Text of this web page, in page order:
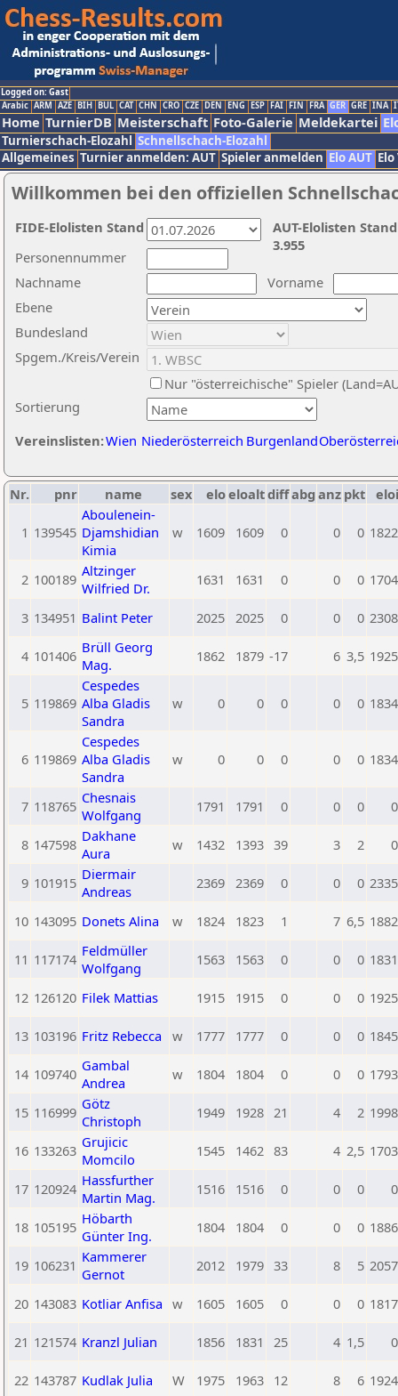
Logged on: Gast
Arabic ARM AZE BIH BUL CAT CHN CRO CZE DEN ENG ESP FAI FIN FRA GER GRE INA
Home TurnierDB Meisterschaft Foto-Galerie Meldekartei
Turnierschach-Elozahl Schnellschach-Elozahl
Allgemeines Turnier anmelden: AUT Spieler anmelden Elo AUT
Willkommen bei den offiziellen
Nachname
Vorname
Ebene
Sortierung
Personennummer
Bundesland
Spgem./Kreis/Verein
Nur "österreichische" Spieler
Vereinslisten:Wien Niederösterreich Burgenland
AUT-Elolisten
3.955
FIDE-Elolisten Stand
Nr. pnr name sex eloeloaltdiffabg anz pkt eloi
1 139545
Aboulenein-
Djamshidian
Kimia
w 1609 1609 0 0 0 1822
2 100189 Altzinger
Wilfried Dr.
1631 1631 0 0 0 1704
3 134951 Balint Peter 2025 2025 0 0 0 2308
4 101406 Brüll Georg
Mag.
1862 1879 -17 6 3,5 1925
5 119869
Cespedes
Alba Gladis
Sandra
w 0 0 0 0 0 1834
6 119869
Cespedes
Alba Gladis
Sandra
w 0 0 0 0 0 1834
7 118765 Chesnais
Wolfgang
1791 1791 0 0 0 0
8 147598 Dakhane
Aura
w 1432 1393 39 3 2 0
9 101915 Diermair
Andreas
2369 2369 0 0 0 2335
10 143095 Donets Alina w 1824 1823 1 7 6,5 1882
11 117174 Feldmüller
Wolfgang
1563 1563 0 0 0 1831
12 126120 Filek Mattias 1915 1915 0 0 0 1925
13 103196 Fritz Rebecca w 1777 1777 0 0 0 1845
14 109740 Gambal
Andrea
w 1804 1804 0 0 0 1793
15 116999 Götz
Christoph
1949 1928 21 4 2 1998
16 133263 Grujicic
Momcilo
1545 1462 83 4 2,5 1703
17 120924 Hassfurther
Martin Mag.
1516 1516 0 0 0 0
18 105195 Höbarth
Günter Ing.
1804 1804 0 0 0 1886
19 106231 Kammerer
Gernot
2012 1979 33 8 5 2057
20 143083 Kotliar Anfisa w 1605 1605 0 0 0 1817
21 121574 Kranzl Julian 1856 1831 25 4 1,5 0
22 143787 Kudlak Julia W 1975 1963 12 8 6 1924